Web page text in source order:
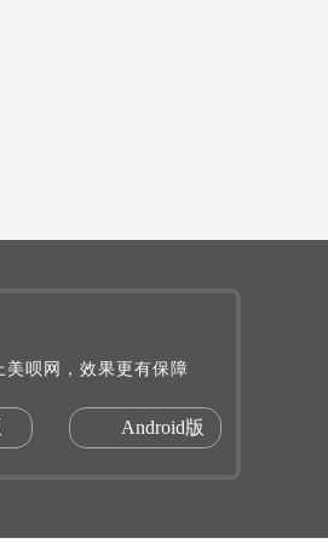
美呗网，效果更有保障
Android版